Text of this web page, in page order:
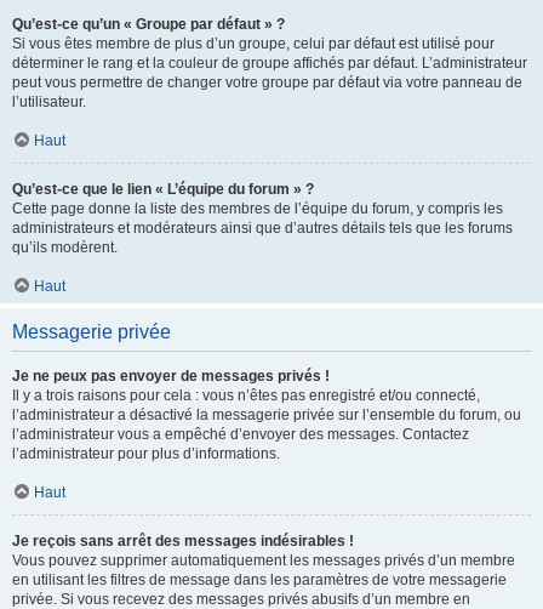
Qu’est-ce qu’un « Groupe par défaut » ?
Si vous êtes membre de plus d’un groupe, celui par défaut est utilisé pour
déterminer le rang et la couleur de groupe affichés par défaut. L’administrateur
peut vous permettre de changer votre groupe par défaut via votre panneau de
l’utilisateur.
Haut
Qu’est-ce que le lien « L’équipe du forum » ?
Cette page donne la liste des membres de l’équipe du forum, y compris les
administrateurs et modérateurs ainsi que d’autres détails tels que les forums
qu’ils modèrent.
Haut
Messagerie privée
Je ne peux pas envoyer de messages privés !
Il y a trois raisons pour cela : vous n’êtes pas enregistré et/ou connecté,
l’administrateur a désactivé la messagerie privée sur l’ensemble du forum, ou
l’administrateur vous a empêché d’envoyer des messages. Contactez
l’administrateur pour plus d’informations.
Haut
Je reçois sans arrêt des messages indésirables !
Vous pouvez supprimer automatiquement les messages privés d’un membre
en utilisant les filtres de message dans les paramètres de votre messagerie
privée. Si vous recevez des messages privés abusifs d’un membre en